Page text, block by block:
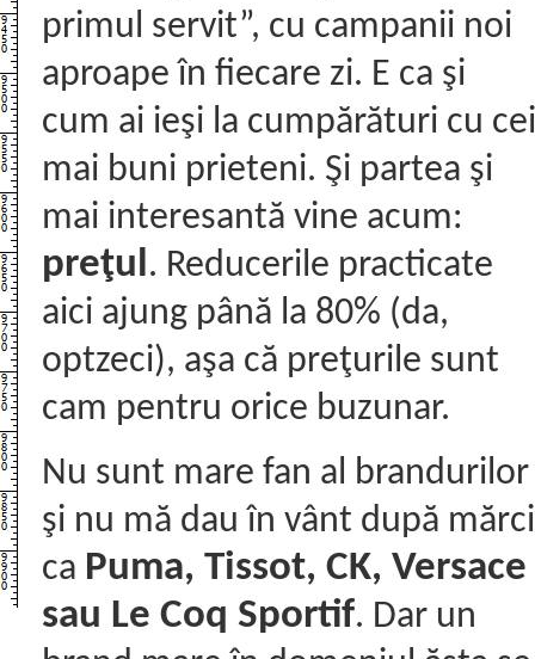
primul servit”, cu campanii noi
aproape în fiecare zi. E ca şi
cum ai ieşi la cumpărături cu cei
mai buni prieteni. Şi partea şi
mai interesantă vine acum:
preţul. Reducerile practicate
aici ajung până la 80% (da,
optzeci), aşa că preţurile sunt
cam pentru orice buzunar.
Nu sunt mare fan al brandurilor
şi nu mă dau în vânt după mărci
ca Puma, Tissot, CK, Versace
sau Le Coq Sportif. Dar un